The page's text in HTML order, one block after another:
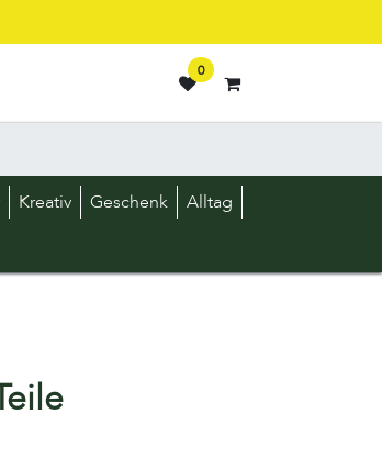
0
Kreativ Geschenk
Alltag